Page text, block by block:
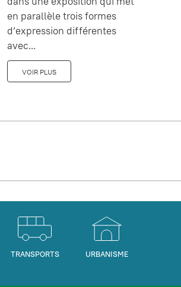
en parallèle trois formes
d’expression différentes
avec...
VOIR PLUS
TRANSPORTS URBANISME